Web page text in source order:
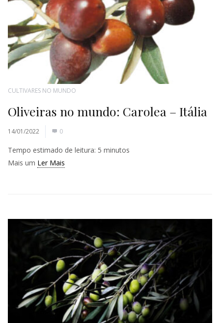
CULTIVARES NO MUNDO
Oliveiras no mundo: Carolea – Itália
14/01/2022 0
Tempo estimado de leitura: 5 minutos
Mais um Ler Mais